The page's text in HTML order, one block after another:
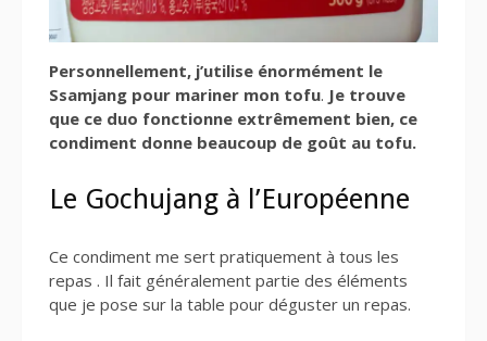
Personnellement, j’utilise énormément le
Ssamjang pour mariner mon tofu. Je trouve
que ce duo fonctionne extrêmement bien, ce
condiment donne beaucoup de goût au tofu.
Le Gochujang à l’Européenne
Ce condiment me sert pratiquement à tous les
repas . Il fait généralement partie des éléments
que je pose sur la table pour déguster un repas.